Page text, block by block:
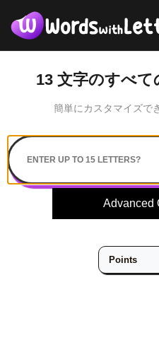
13 文字のすべて
簡単にカスタマイズで
Advanced